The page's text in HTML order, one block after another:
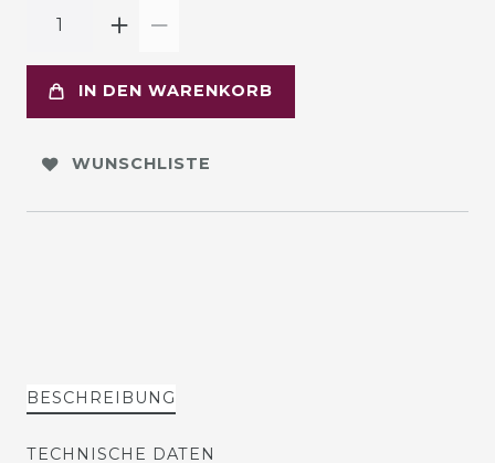
IN DEN WARENKORB
WUNSCHLISTE
BESCHREIBUNG
TECHNISCHE DATEN